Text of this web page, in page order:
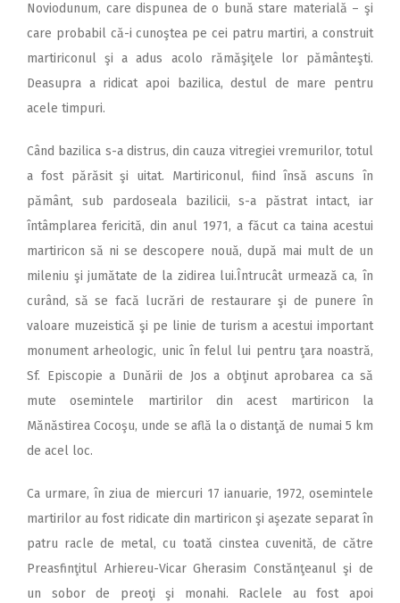
Noviodunum, care dispunea de o bună stare materială – şi
care probabil că-i cunoştea pe cei patru martiri, a construit
martiriconul şi a adus acolo rămăşiţele lor pământeşti.
Deasupra a ridicat apoi bazilica, destul de mare pentru
acele timpuri.
Când bazilica s-a distrus, din cauza vitregiei vremurilor, totul
a fost părăsit şi uitat. Martiriconul, fiind însă ascuns în
pământ, sub pardoseala bazilicii, s-a păstrat intact, iar
întâmplarea fericită, din anul 1971, a făcut ca taina acestui
martiricon să ni se descopere nouă, după mai mult de un
mileniu şi jumătate de la zidirea lui.Întrucât urmează ca, în
curând, să se facă lucrări de restaurare şi de punere în
valoare muzeistică şi pe linie de turism a acestui important
monument arheologic, unic în felul lui pentru ţara noastră,
Sf. Episcopie a Dunării de Jos a obţinut aprobarea ca să
mute osemintele martirilor din acest martiricon la
Mănăstirea Cocoşu, unde se află la o distanţă de numai 5 km
de acel loc.
Ca urmare, în ziua de miercuri 17 ianuarie, 1972, osemintele
martirilor au fost ridicate din martiricon şi aşezate separat în
patru racle de metal, cu toată cinstea cuvenită, de către
Preasfinţitul Arhiereu-Vicar Gherasim Constănţeanul şi de
un sobor de preoţi şi monahi. Raclele au fost apoi